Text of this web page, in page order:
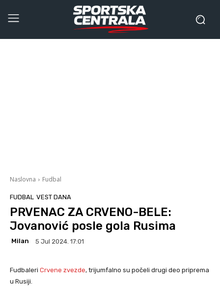
Naslovna Fudbal
FUDBAL VEST DANA
PRVENAC ZA CRVENO-BELE:
Jovanović posle gola Rusima
Milan 5 Jul 2024. 17:01
Fudbaleri Crvene zvezde, trijumfalno su počeli drugi deo priprema
u Rusiji.